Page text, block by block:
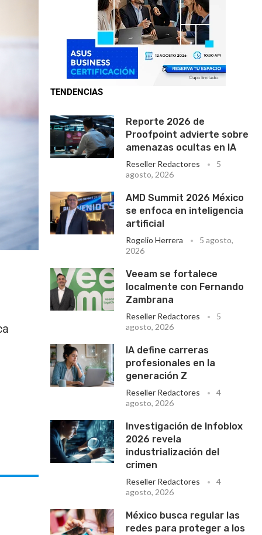
TENDENCIAS
Reporte 2026 de
Proofpoint advierte sobre
amenazas ocultas en IA
Reseller Redactores
5
agosto, 2026
AMD Summit 2026 México
se enfoca en inteligencia
artificial
Rogelio Herrera
5 agosto,
2026
Veeam se fortalece
localmente con Fernando
Zambrana
Reseller Redactores
5
agosto, 2026
IA define carreras
profesionales en la
generación Z
Reseller Redactores
4
agosto, 2026
Investigación de Infoblox
2026 revela
industrialización del
crimen
Reseller Redactores
4
agosto, 2026
México busca regular las
redes para proteger a los